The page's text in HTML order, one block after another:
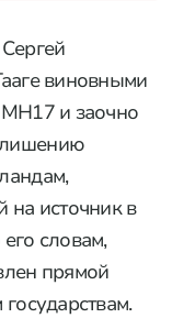
виновными
и заочно
на источник в
словам,
прямой